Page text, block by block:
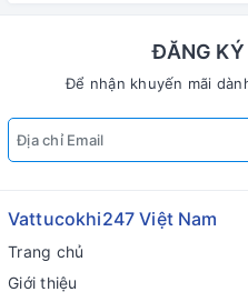
ĐĂNG KÝ
Để nhận khuyến mãi
Vattucokhi247 Việt Nam
Trang chủ
Giới thiệu